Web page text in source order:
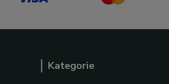
Kategorie